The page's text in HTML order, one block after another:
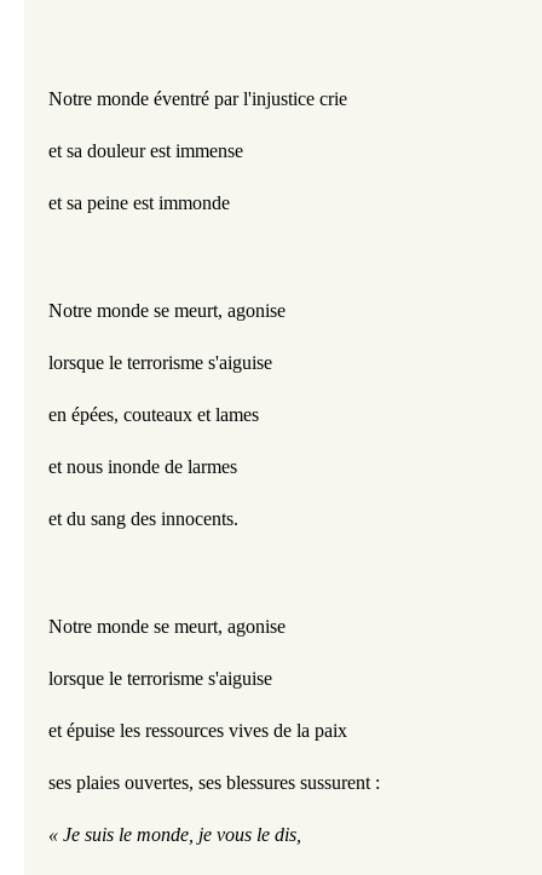
Notre monde éventré par l'injustice crie
et sa douleur est immense
et sa peine est immonde
Notre monde se meurt, agonise
lorsque le terrorisme s'aiguise
en épées, couteaux et lames
et nous inonde de larmes
et du sang des innocents.
Notre monde se meurt, agonise
lorsque le terrorisme s'aiguise
et épuise les ressources vives de la paix
ses plaies ouvertes, ses blessures sussurent :
« Je suis le monde, je vous le dis,